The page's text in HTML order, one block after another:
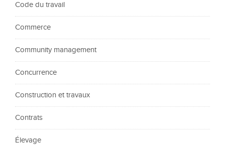
Code du travail
Commerce
Community management
Concurrence
Construction et travaux
Contrats
Élevage